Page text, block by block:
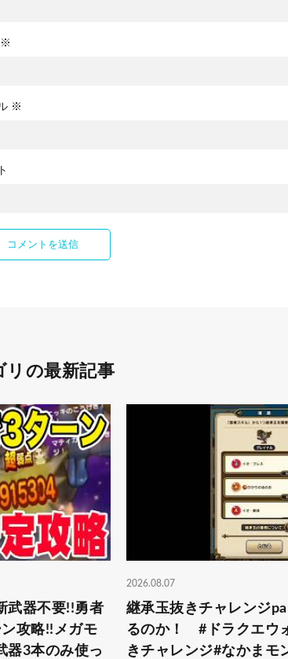
※
※
リの最新記事
武器不要!!勇者
攻略!!メガモ
器3本のみ使っ
2026.08.07
継承玉抜きチャレンジ
るのか！ #ドラクエウ
きチャレンジ#なかまモ